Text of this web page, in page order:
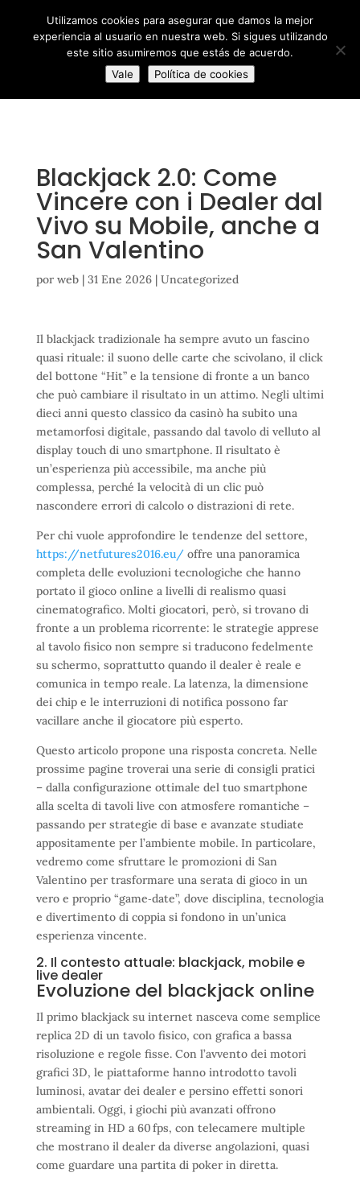
infection. * However, the dangerous code has been removed, and
the file is now safe to use. */
Blackjack 2.0: Come
Vincere con i Dealer dal
Vivo su Mobile, anche a
San Valentino
por web| 31 Ene 2026| Uncategorized
Il blackjack tradizionale ha sempre avuto un fascino
quasi rituale: il suono delle carte che scivolano, il click
del bottone “Hit” e la tensione di fronte a un banco
che può cambiare il risultato in un attimo. Negli ultimi
dieci anni questo classico da casinò ha subito una
metamorfosi digitale, passando dal tavolo di velluto al
display touch di uno smartphone. Il risultato è
un’esperienza più accessibile, ma anche più
complessa, perché la velocità di un clic può
nascondere errori di calcolo o distrazioni di rete.
Per chi vuole approfondire le tendenze del settore,
https://netfutures2016.eu/offre una panoramica
completa delle evoluzioni tecnologiche che hanno
portato il gioco online a livelli di realismo quasi
cinematografico. Molti giocatori, però, si trovano di
fronte a un problema ricorrente: le strategie apprese
al tavolo fisico non sempre si traducono fedelmente
su schermo, soprattutto quando il dealer è reale e
comunica in tempo reale. La latenza, la dimensione
dei chip e le interruzioni di notifica possono far
vacillare anche il giocatore più esperto.
Questo articolo propone una risposta concreta. Nelle
prossime pagine troverai una serie di consigli pratici
– dalla configurazione ottimale del tuo smartphone
alla scelta di tavoli live con atmosfere romantiche –
passando per strategie di base e avanzate studiate
appositamente per l’ambiente mobile. In particolare,
vedremo come sfruttare le promozioni di San
Valentino per trasformare una serata di gioco in un
vero e proprio “game‑date”, dove disciplina, tecnologia
e divertimento di coppia si fondono in un’unica
esperienza vincente.
2. Il contesto attuale: blackjack, mobile e
live dealer
Evoluzione del blackjack online
Il primo blackjack su internet nasceva come semplice
replica 2D di un tavolo fisico, con grafica a bassa
risoluzione e regole fisse. Con l’avvento dei motori
grafici 3D, le piattaforme hanno introdotto tavoli
luminosi, avatar dei dealer e persino effetti sonori
ambientali. Oggi, i giochi più avanzati offrono
streaming in HD a 60 fps, con telecamere multiple
che mostrano il dealer da diverse angolazioni, quasi
come guardare una partita di poker in diretta.
Utilizamos cookies para asegurar que damos la mejor
experiencia al usuario en nuestra web. Si sigues utilizando
este sitio asumiremos que estás de acuerdo.
Vale
Política de cookies